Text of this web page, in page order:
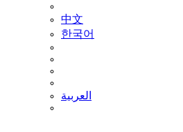
中文
한국어
العربية